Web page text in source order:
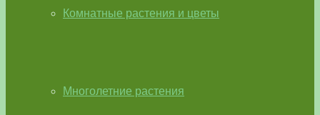
Комнатные растения и цветы
Многолетние растения